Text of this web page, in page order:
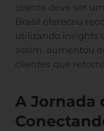
cliente deve ser
Brasil ofereceu
utilizando insights
assim, aumentou
clientes que
A Jornada